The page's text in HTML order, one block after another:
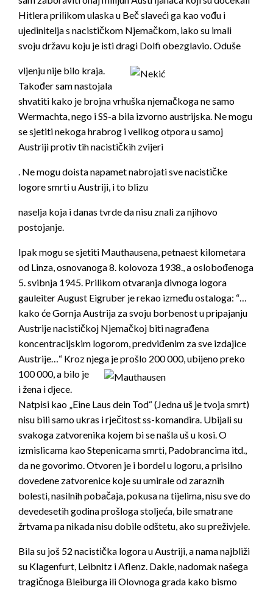
Hitlera prilikom ulaska u Beč slaveći ga kao vođu i
ujedinitelja s nacističkom Njemačkom, iako su imali
svoju državu koju je istidragi Dolfi obezglavio. Oduše
vljenju nije bilo kraja.
Također sam nastojala
shvatiti kako je brojna vrhuška njemačkoga ne samo
Wermachta, nego i SS-a bila izvorno austrijska. Ne mogu
se sjetiti nekoga hrabrog i velikog otpora u samoj
Austriji protiv tih nacističkih zvijeri
. Ne mogu doista napamet nabrojati sve nacističke
logore smrti u Austriji, i to blizu
naselja koja i danas tvrde da nisu znali za njihovo
postojanje.
Ipak mogu se sjetiti Mauthausena, petnaest kilometara
od Linza, osnovanoga 8. kolovoza 1938., a oslobođenoga
5. svibnja 1945. Prilikom otvaranja divnoga logora
gauleiter August Eigruber je rekao između ostaloga: “…
kako će Gornja Austrija za svoju borbenost u pripajanju
Austrije nacističkoj Njemačkoj biti nagrađena
koncentracijskim logorom, predviđenim za sve izdajice
Austrije…“ Kroz njega je prošlo 200 000, ubijeno preko
100 000, a bilo je
i žena i djece.
Natpisi kao „Eine Laus dein Tod“ (Jedna uš je tvoja smrt)
nisu bili samo ukras i rječitost ss-komandira. Ubijali su
svakoga zatvorenika kojem bi se našla uš u kosi. O
izmislicama kao Stepenicama smrti, Padobrancima itd.,
da ne govorimo. Otvoren je i bordel u logoru, a prisilno
dovedene zatvorenice koje su umirale od zaraznih
bolesti, nasilnih pobačaja, pokusa na tijelima, nisu sve do
devedesetih godina prošloga stoljeća, bile smatrane
žrtvama pa nikada nisu dobile odštetu, ako su preživjele.
Bila su još 52 nacistička logora u Austriji, a nama najbliži
su Klagenfurt, Leibnitz i Aflenz. Dakle, nadomak našega
tragičnoga Bleiburga ili Olovnoga grada kako bismo